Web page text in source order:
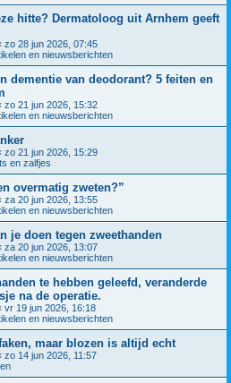
hitte? Dermatoloog uit Arnhem geeft
zo 28 jun 2026, 07:45
en nieuwsberichten
dementie van deodorant? 5 feiten en
zo 21 jun 2026, 15:32
en nieuwsberichten
zo 21 jun 2026, 15:29
en zalfjes
overmatig zweten?”
za 20 jun 2026, 13:55
en nieuwsberichten
je doen tegen zweethanden
za 20 jun 2026, 13:07
en nieuwsberichten
te hebben geleefd, veranderde
na de operatie.
vr 19 jun 2026, 16:18
en nieuwsberichten
maar blozen is altijd echt
zo 14 jun 2026, 11:57